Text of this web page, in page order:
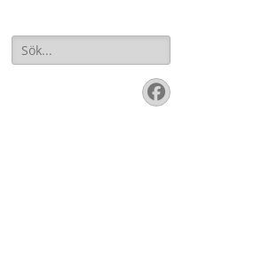
Sök
efter:
Facebook